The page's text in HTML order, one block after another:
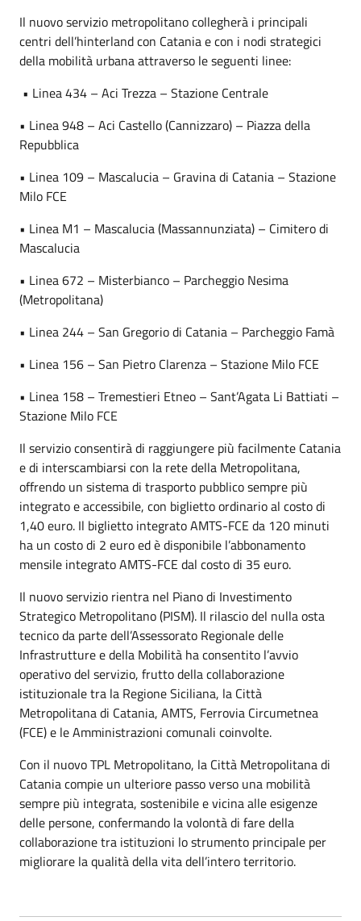
Il nuovo servizio metropolitano collegherà i principali
centri dell’hinterland con Catania e con i nodi strategici
della mobilità urbana attraverso le seguenti linee:
• Linea 434 – Aci Trezza – Stazione Centrale
• Linea 948 – Aci Castello (Cannizzaro) – Piazza della
Repubblica
• Linea 109 – Mascalucia – Gravina di Catania – Stazione
Milo FCE
• Linea M1 – Mascalucia (Massannunziata) – Cimitero di
Mascalucia
• Linea 672 – Misterbianco – Parcheggio Nesima
(Metropolitana)
• Linea 244 – San Gregorio di Catania – Parcheggio Famà
• Linea 156 – San Pietro Clarenza – Stazione Milo FCE
• Linea 158 – Tremestieri Etneo – Sant’Agata Li Battiati –
Stazione Milo FCE
Il servizio consentirà di raggiungere più facilmente Catania
e di interscambiarsi con la rete della Metropolitana,
offrendo un sistema di trasporto pubblico sempre più
integrato e accessibile, con biglietto ordinario al costo di
1,40 euro. Il biglietto integrato AMTS-FCE da 120 minuti
ha un costo di 2 euro ed è disponibile l’abbonamento
mensile integrato AMTS-FCE dal costo di 35 euro.
Il nuovo servizio rientra nel Piano di Investimento
Strategico Metropolitano (PISM). Il rilascio del nulla osta
tecnico da parte dell’Assessorato Regionale delle
Infrastrutture e della Mobilità ha consentito l’avvio
operativo del servizio, frutto della collaborazione
istituzionale tra la Regione Siciliana, la Città
Metropolitana di Catania, AMTS, Ferrovia Circumetnea
(FCE) e le Amministrazioni comunali coinvolte.
Con il nuovo TPL Metropolitano, la Città Metropolitana di
Catania compie un ulteriore passo verso una mobilità
sempre più integrata, sostenibile e vicina alle esigenze
delle persone, confermando la volontà di fare della
collaborazione tra istituzioni lo strumento principale per
migliorare la qualità della vita dell’intero territorio.